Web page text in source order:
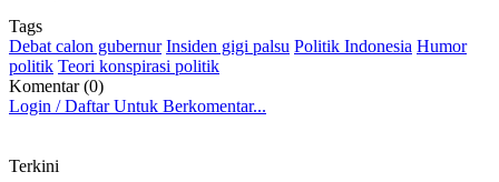
Tags
Debat calon gubernur Insiden gigi palsu Politik Indonesia Humor
politik Teori konspirasi politik
Komentar (0)
Login / Daftar Untuk Berkomentar...
Terkini